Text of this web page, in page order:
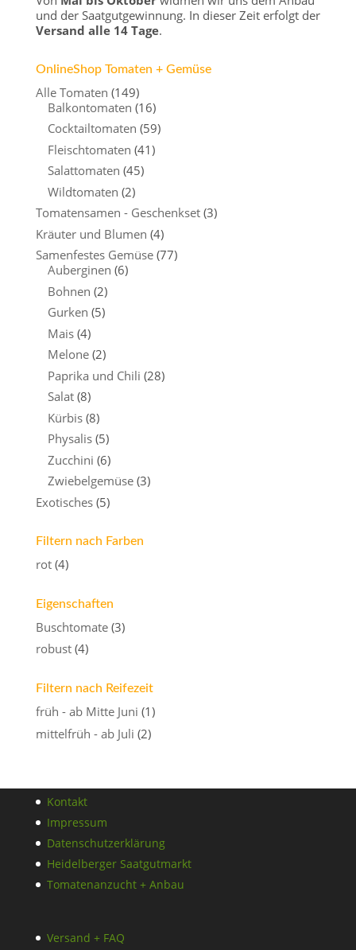
und der Saatgutgewinnung. In dieser Zeit erfolgt der
Versand alle 14 Tage.
OnlineShop Tomaten + Gemüse
Alle Tomaten (149)
Balkontomaten (16)
Cocktailtomaten (59)
Fleischtomaten (41)
Salattomaten (45)
Wildtomaten (2)
Tomatensamen - Geschenkset (3)
Kräuter und Blumen (4)
Samenfestes Gemüse (77)
Auberginen (6)
Bohnen (2)
Gurken (5)
Mais (4)
Melone (2)
Paprika und Chili (28)
Salat (8)
Kürbis (8)
Physalis (5)
Zucchini (6)
Zwiebelgemüse (3)
Exotisches (5)
Filtern nach Farben
rot (4)
Eigenschaften
Buschtomate (3)
robust (4)
Filtern nach Reifezeit
früh - ab Mitte Juni (1)
mittelfrüh - ab Juli (2)
Kontakt
Impressum
Datenschutzerklärung
Heidelberger Saatgutmarkt
Tomatenanzucht + Anbau
Versand + FAQ